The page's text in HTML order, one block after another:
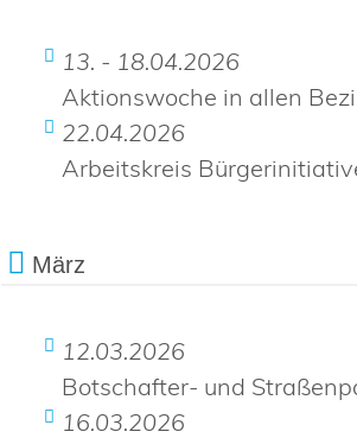
13. - 18.04.2026
Aktionswoche in allen
22.04.2026
Arbeitskreis
März
12.03.2026
Botschafter- und
16.03.2026